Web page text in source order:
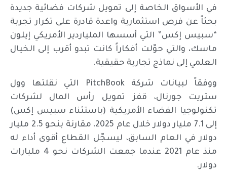
في الأسواق الخاصة إلى تمويل شركات فضائية جديدة
بحثاً عن فرص استثمارية واعدة قادرة على تكرار تجربة
“سبيس إكس” التي أسسها الملياردير الأمريكي إيلون
ماسك، والتي حوّلت أفكاراً كانت تبدو أقرب إلى الخيال
العلمي إلى نماذج تجارية حقيقية.
ووفقاً لبيانات شركة PitchBook التي نقلتها وول
ستريت جورنال، قفز تمويل رأس المال لشركات
تكنولوجيا الفضاء الأمريكية (باستثناء سبيس إكس)
إلى 7.1 مليار دولار خلال عام 2025، مقارنة بنحو 2.5 مليار
دولار في العام السابق، ليسجّل القطاع أقوى أداء له
منذ عام 2021 عندما جمعت الشركات نحو 4 مليارات
دولار.